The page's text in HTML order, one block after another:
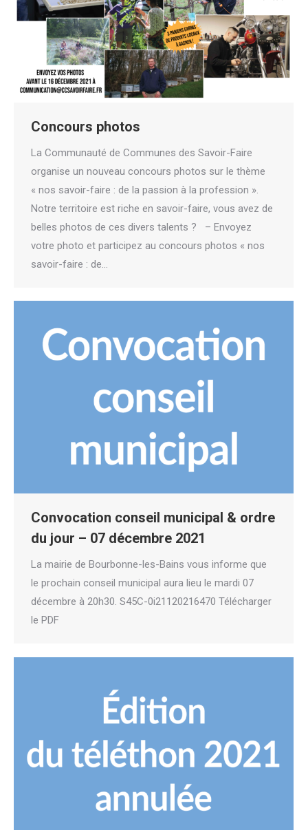
Concours photos
La Communauté de Communes des Savoir-Faire
organise un nouveau concours photos sur le thème
« nos savoir-faire : de la passion à la profession ».
Notre territoire est riche en savoir-faire, vous avez de
belles photos de ces divers talents ? – Envoyez
votre photo et participez au concours photos « nos
savoir-faire : de…
Convocation conseil municipal & ordre
du jour – 07 décembre 2021
La mairie de Bourbonne-les-Bains vous informe que
le prochain conseil municipal aura lieu le mardi 07
décembre à 20h30. S45C-0i21120216470 Télécharger
le PDF